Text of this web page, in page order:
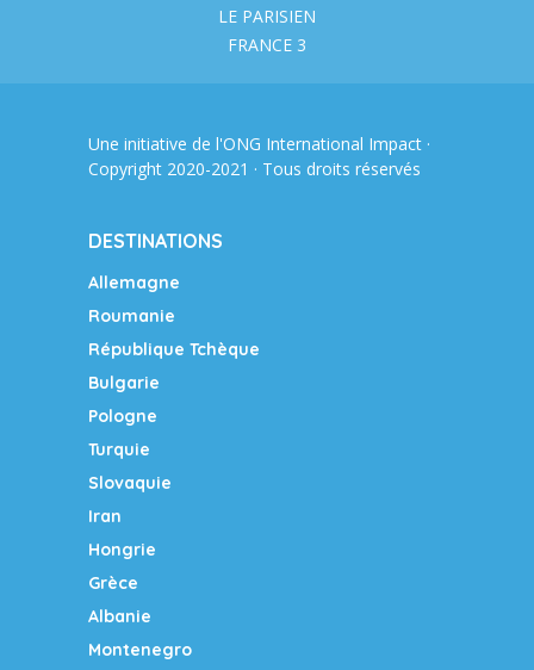
LE PARISIEN
FRANCE 3
Une initiative de l'ONG International Impact ·
Copyright 2020-2021 · Tous droits réservés
DESTINATIONS
Allemagne
Roumanie
République Tchèque
Bulgarie
Pologne
Turquie
Slovaquie
Iran
Hongrie
Grèce
Albanie
Montenegro